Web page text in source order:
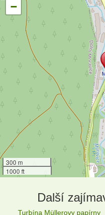
−
300 m
1000 ft
Další
Turbína Müllerovy papírny